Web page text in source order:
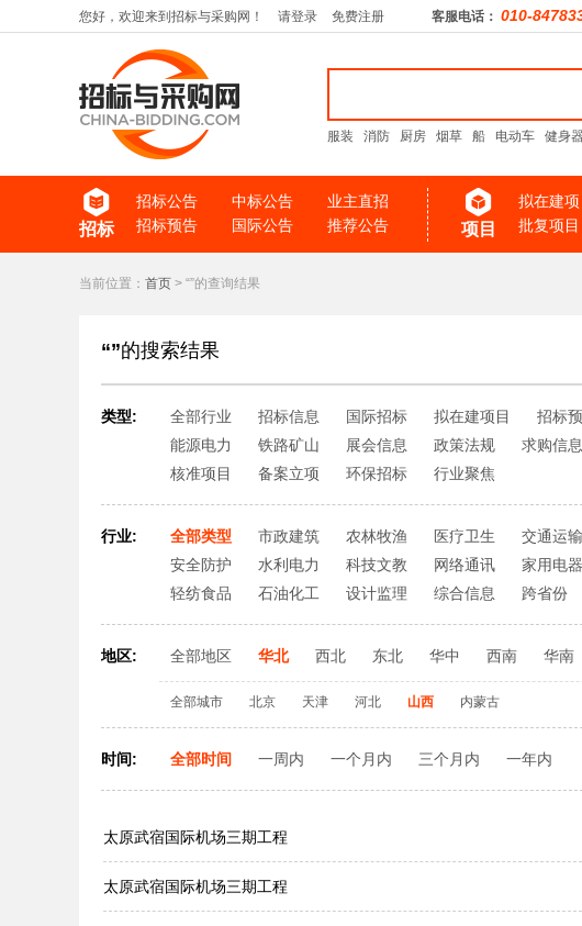
您好，欢迎来到招标与采购网！ 请登录 免费注册 客服电话： 010-
服装 消防 厨房 烟草 船 电动车 健身
招标
招标公告 中标公告
业主直招
招标预告
国际公告 推荐公告 项目
拟在建项
批复项目
当前位置： 首页 > “”的查询结果
“”的搜索结果
类型: 全部行业 招标信息 国际招标 拟在建项目 招标
能源电力
铁路矿山 展会信息 政策法规 求购信息
核准项目
备案立项 环保招标 行业聚焦
行业: 全部类型 市政建筑 农林牧渔 医疗卫生 交通运输
安全防护
水利电力 科技文教 网络通讯 家用电器
轻纺食品
石油化工 设计监理 综合信息 跨省份
地区: 全部地区 华北 西北 东北 华中 西南 华南
全部城市 北京 天津 河北 山西 内蒙古
时间: 全部时间 一周内 一个月内 三个月内 一年内
太原武宿国际机场三期工程
太原武宿国际机场三期工程